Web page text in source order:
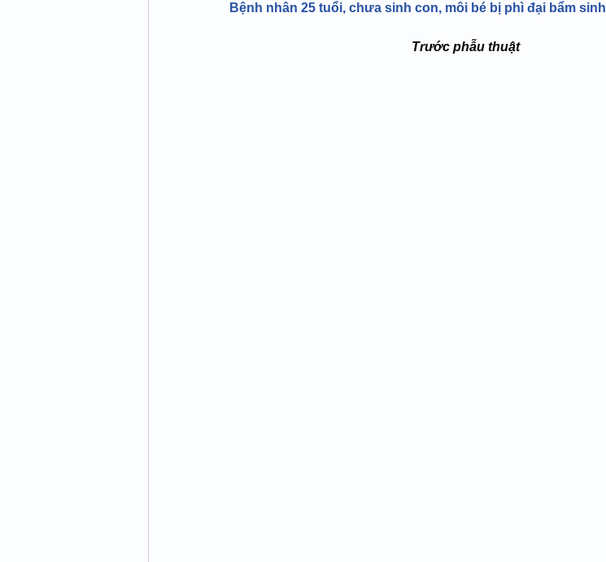
Bệnh nhân 25 tuổi, chưa sinh con, môi bé bị phì đại bẩm sinh
Trước phẫu thuật